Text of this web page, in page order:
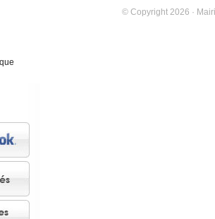
© Copyright 2026 ·